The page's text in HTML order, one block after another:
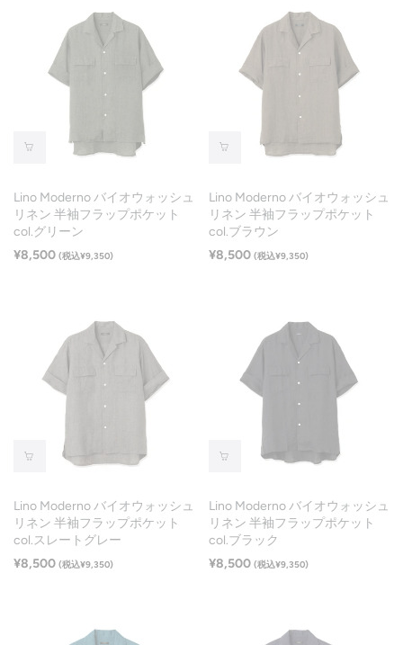
Lino Moderno バイオウォッシュ
リネン 半袖フラップポケット
col.グリーン
¥8,500 (税込¥9,350)
Lino Moderno バイオウォッシュ
リネン 半袖フラップポケット
col.ブラウン
¥8,500 (税込¥9,350)
Lino Moderno バイオウォッシュ
リネン 半袖フラップポケット
col.スレートグレー
¥8,500 (税込¥9,350)
Lino Moderno バイオウォッシュ
リネン 半袖フラップポケット
col.ブラック
¥8,500 (税込¥9,350)